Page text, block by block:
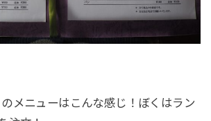
のメニューはこんな感じ！ぼくはラン